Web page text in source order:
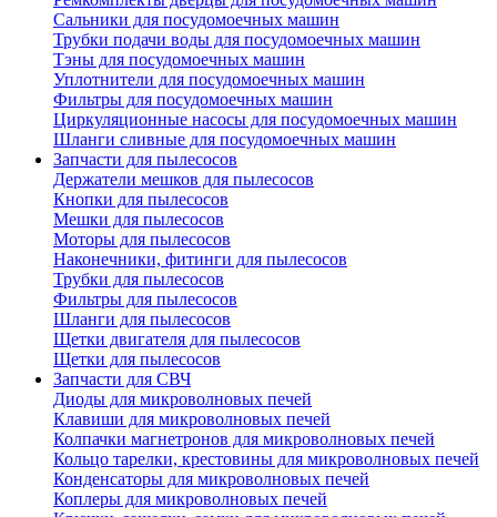
Сальники для посудомоечных машин
Трубки подачи воды для посудомоечных машин
Тэны для посудомоечных машин
Уплотнители для посудомоечных машин
Фильтры для посудомоечных машин
Циркуляционные насосы для посудомоечных машин
Шланги сливные для посудомоечных машин
Запчасти для пылесосов
Держатели мешков для пылесосов
Кнопки для пылесосов
Мешки для пылесосов
Моторы для пылесосов
Наконечники, фитинги для пылесосов
Трубки для пылесосов
Фильтры для пылесосов
Шланги для пылесосов
Щетки двигателя для пылесосов
Щетки для пылесосов
Запчасти для СВЧ
Диоды для микроволновых печей
Клавиши для микроволновых печей
Колпачки магнетронов для микроволновых печей
Кольцо тарелки, крестовины для микроволновых печей
Конденсаторы для микроволновых печей
Коплеры для микроволновых печей